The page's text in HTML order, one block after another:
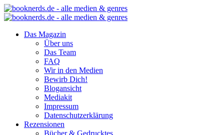
Das Magazin
Über uns
Das Team
FAQ
Wir in den Medien
Bewirb Dich!
Blogansicht
Mediakit
Impressum
Datenschutzerklärung
Rezensionen
Bücher & Gedrucktes